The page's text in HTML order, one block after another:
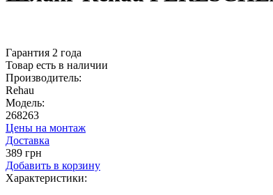
Гарантия 2 года
Товар есть в наличии
Производитель:
Rehau
Модель:
268263
Цены на монтаж
Доставка
389 грн
Добавить в корзину
Характеристики: